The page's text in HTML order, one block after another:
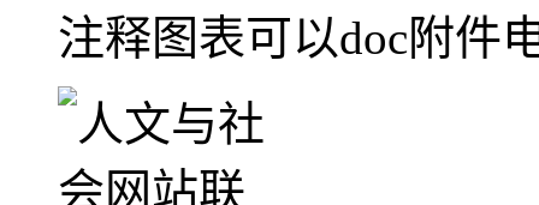
注释图表可以doc附件